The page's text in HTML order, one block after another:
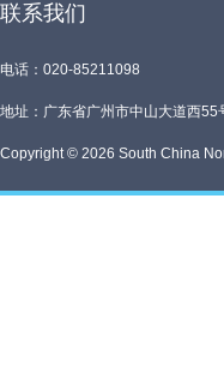
联系我们
电话：020-85211098
地址：广东省广州市中山大道西55
Copyright © 2026 South China